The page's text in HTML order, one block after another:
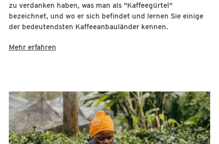
zu verdanken haben, was man als "Kaffeegürtel"
bezeichnet, und wo er sich befindet und lernen Sie einige
der bedeutendsten Kaffeeanbauländer kennen.
Mehr erfahren